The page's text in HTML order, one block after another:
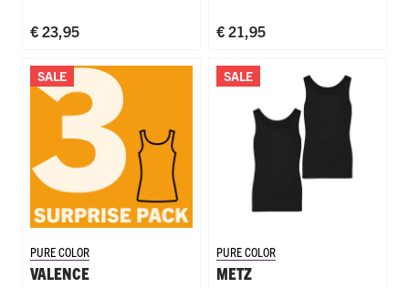
€ 23,95 € 21,95
SALE
PURE COLOR
VALENCE
SALE
PURE COLOR
METZ